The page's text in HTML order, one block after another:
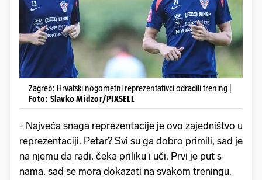
Zagreb: Hrvatski nogometni reprezentativci odradili trening |
Foto: Slavko Midzor/PIXSELL
- Najveća snaga reprezentacije je ovo zajedništvo u
reprezentaciji. Petar? Svi su ga dobro primili, sad je
na njemu da radi, čeka priliku i uči. Prvi je put s
nama, sad se mora dokazati na svakom treningu.